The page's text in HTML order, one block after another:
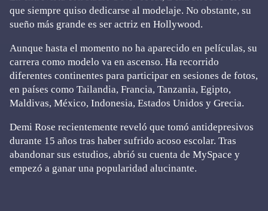
que siempre quiso dedicarse al modelaje. No obstante, su
sueño más grande es ser actriz en Hollywood.
Aunque hasta el momento no ha aparecido en películas, su
carrera como modelo va en ascenso. Ha recorrido
diferentes continentes para participar en sesiones de fotos,
en países como Tailandia, Francia, Tanzania, Egipto,
Maldivas, México, Indonesia, Estados Unidos y Grecia.
Demi Rose recientemente reveló que tomó antidepresivos
durante 15 años tras haber sufrido acoso escolar. Tras
abandonar sus estudios, abrió su cuenta de MySpace y
empezó a ganar una popularidad alucinante.